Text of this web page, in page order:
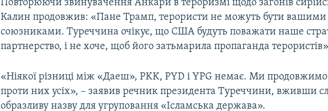
Повторюючи звинувачення Анкари в тероризмі щодо загонів
Калин продовжив: «Пане Трамп, терористи не можуть бути вашими
союзниками. Туреччина очікує, що США будуть поважати наше
партнерство, і не хоче, щоб його затьмарила пропаганда
«Ніякої різниці між «Даеш», PKK, PYD і YPG немає. Ми
проти них усіх», – заявив речник президента Туреччини, вживши
образливу назву для угруповання «Ісламська держава».